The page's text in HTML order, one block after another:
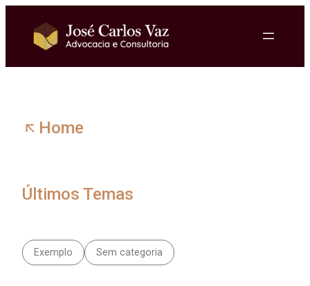
conteúdo
Home
Últimos Temas
Exemplo Sem categoria